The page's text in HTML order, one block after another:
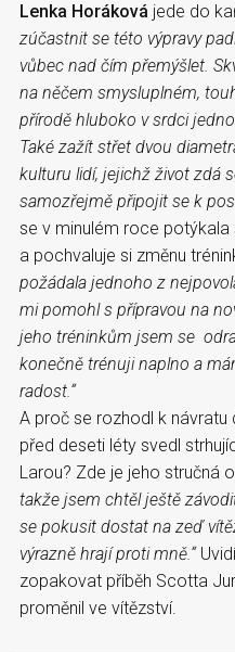
Lenka Horáková jede do
zúčastnit se této výpravy
vůbec nad čím přemýšlet.
na něčem smysluplném,
přírodě hluboko v srdci
Také zažít střet dvou
kulturu lidí, jejichž život zdá
samozřejmě připojit se k
se v minulém roce
a pochvaluje si změnu
požádala jednoho z
mi pomohl s přípravou na
jeho tréninkům jsem se
konečně trénuji naplno a
radost.“
A proč se rozhodl k návratu
před deseti léty svedl
Larou? Zde je jeho stručná
takže jsem chtěl ještě
se pokusit dostat na zeď
výrazně hrají proti mně.“
zopakovat příběh Scotta
proměnil ve vítězství.